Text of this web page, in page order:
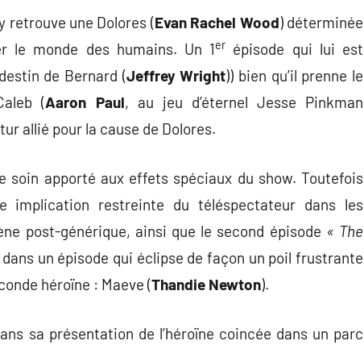
retrouve une Dolores (Evan Rachel Wood) déterminée
le monde des humains. Un 1er épisode qui lui est
de Bernard (Jeffrey Wright)) bien qu’il prenne le
(Aaron Paul, au jeu d’éternel Jesse Pinkman
allié pour la cause de Dolores.
soin apporté aux effets spéciaux du show. Toutefois
implication restreinte du téléspectateur dans les
post-générique, ainsi que le second épisode « The
un épisode qui éclipse de façon un poil frustrante
héroïne : Maeve (Thandie Newton).
sa présentation de l’héroïne coincée dans un parc